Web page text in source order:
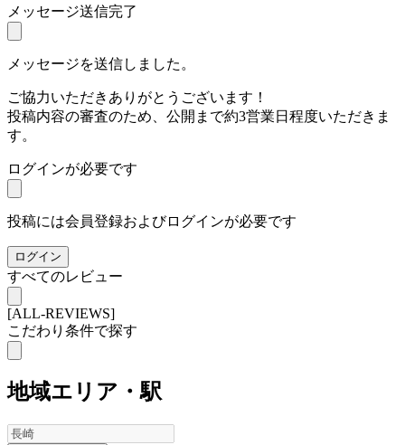
メッセージ送信完了
メッセージを送信しました。
ご協力いただきありがとうございます！
投稿内容の審査のため、公開まで約3営業日程度いただきま
す。
ログインが必要です
投稿には会員登録およびログインが必要です
ログイン
すべてのレビュー
[ALL-REVIEWS]
こだわり条件で探す
地域エリア・駅